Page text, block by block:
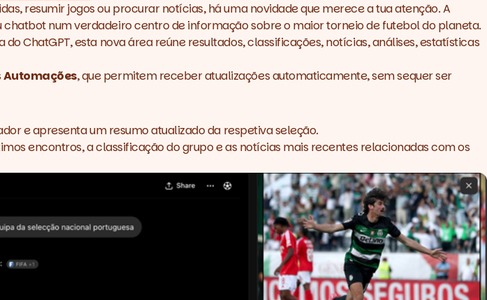
resumir jogos ou procurar notícias, há uma novidade que merece a tua atenção. A
num verdadeiro centro de informação sobre o maior torneio de futebol do planeta.
ChatGPT, esta nova área reúne resultados, classificações, notícias, análises, estatísticas
Automações, que permitem receber atualizações automaticamente, sem sequer ser
e apresenta um resumo atualizado da respetiva seleção.
encontros, a classificação do grupo e as notícias mais recentes relacionadas com os